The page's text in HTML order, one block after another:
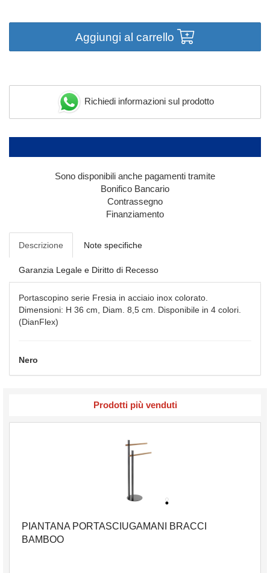
Aggiungi al carrello
Richiedi informazioni sul prodotto
Sono disponibili anche pagamenti tramite
Bonifico Bancario
Contrassegno
Finanziamento
Descrizione Note specifiche
Garanzia Legale e Diritto di Recesso
Portascopino serie Fresia in acciaio inox colorato.
Dimensioni: H 36 cm, Diam. 8,5 cm. Disponibile in 4 colori.
(DianFlex)
Nero
Prodotti più venduti
PIANTANA PORTASCIUGAMANI BRACCI
BAMBOO